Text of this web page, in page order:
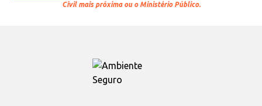
Civil mais próxima ou o Ministério Público.